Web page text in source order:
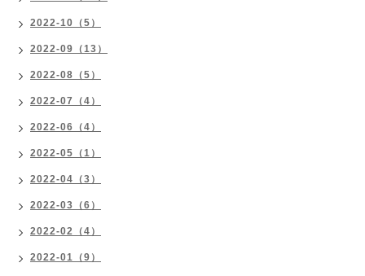
2022-10（5）
2022-09（13）
2022-08（5）
2022-07（4）
2022-06（4）
2022-05（1）
2022-04（3）
2022-03（6）
2022-02（4）
2022-01（9）